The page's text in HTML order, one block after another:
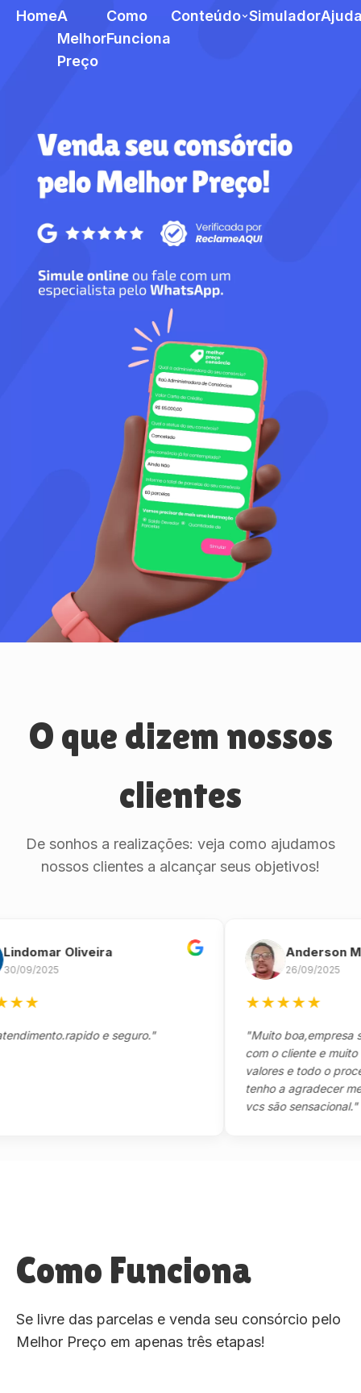
HomeA
Melhor
Preço
Como
Funciona
Conteúdo Simulador
O que dizem nossos
clientes
De sonhos a realizações: veja como ajudamos
nossos clientes a alcançar seus objetivos!
Oliveira
2025
e seguro."
Anderson
26/09/2025
★★★
"Muito boa,empresa séria
com o cliente e muito
valores e todo o processo
tenho a agradecer
vcs são sensacional."
Como Funciona
Se livre das parcelas e venda seu consórcio pelo
Melhor Preço em apenas três etapas!